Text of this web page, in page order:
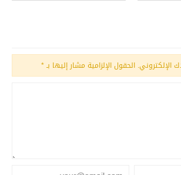
الإلكتروني. الحقول الإلزامية مشار إليها بـ*